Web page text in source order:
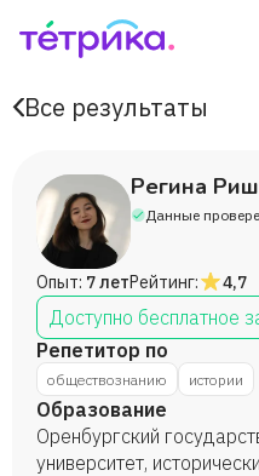
Все результаты
Регина
Данные
Опыт: 7 летРейтинг: 4,7
Доступно бесплатное
Репетитор по
обществознанию истории
Образование
Оренбургский
университет,